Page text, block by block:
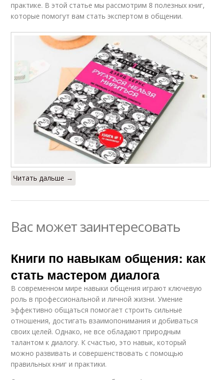
практике. В этой статье мы рассмотрим 8 полезных книг,
которые помогут вам стать экспертом в общении.
Читать дальше →
Вас может заинтересовать
Книги по навыкам общения: как
стать мастером диалога
В современном мире навыки общения играют ключевую
роль в профессиональной и личной жизни. Умение
эффективно общаться помогает строить сильные
отношения, достигать взаимопонимания и добиваться
своих целей. Однако, не все обладают природным
талантом к диалогу. К счастью, это навык, который
можно развивать и совершенствовать с помощью
правильных книг и практики.